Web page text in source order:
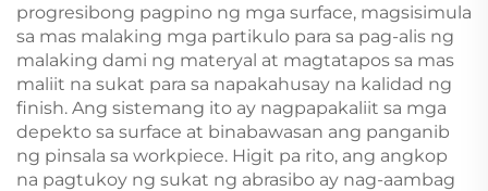
progresibong pagpino ng mga surface, magsisimula
sa mas malaking mga partikulo para sa pag-alis ng
malaking dami ng materyal at magtatapos sa mas
maliit na sukat para sa napakahusay na kalidad ng
finish. Ang sistemang ito ay nagpapakaliit sa mga
depekto sa surface at binabawasan ang panganib
ng pinsala sa workpiece. Higit pa rito, ang angkop
na pagtukoy ng sukat ng abrasibo ay nag-aambag